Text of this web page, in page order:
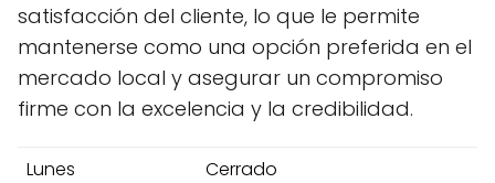
satisfacción del cliente, lo que le permite
mantenerse como una opción preferida en el
mercado local y asegurar un compromiso
firme con la excelencia y la credibilidad.
Lunes
Cerrado